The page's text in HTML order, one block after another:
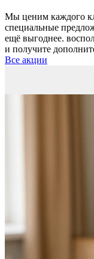
Мы ценим каждого
специальные
ещё выгоднее.
и получите
Все акции